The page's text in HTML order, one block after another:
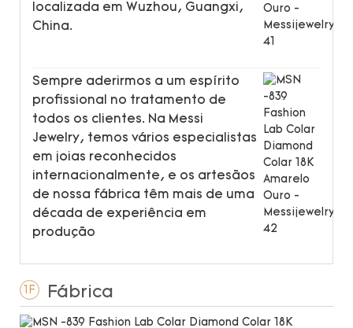
localizada em Wuzhou, Guangxi,
China.
Sempre aderirmos a um espírito
profissional no tratamento de
todos os clientes. Na Messi
Jewelry, temos vários especialistas
em joias reconhecidos
internacionalmente, e os artesãos
de nossa fábrica têm mais de uma
década de experiência em
produção
1F Fábrica